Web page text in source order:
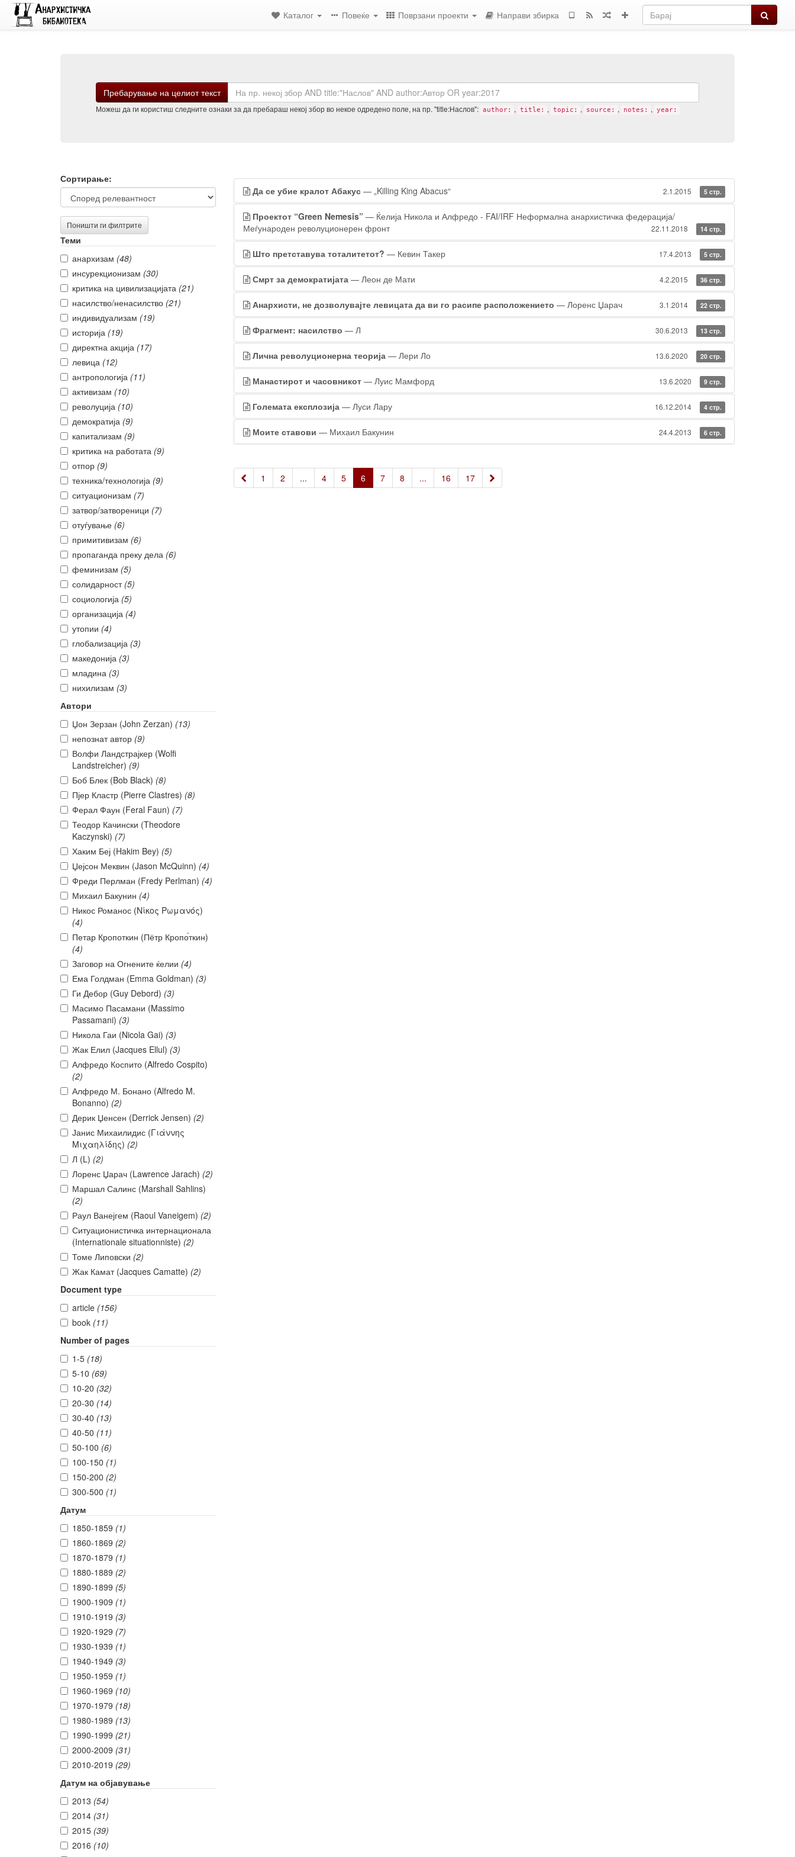
Барај
Каталог Повеќе Поврзани проекти Направи збирка
Пребарување на целиот текст
Можеш да ги користиш следните ознаки за да пребараш некој збор во некое одредено поле, на пр. "title:Наслов": author: , title: , topic: , source: , notes: , year:
Филтрирање
на
резултатите
Сортирање:
Поништи ги филтрите
Теми
анархизам (48)
инсурекционизам (30)
критика на цивилизацијата (21)
насилство/ненасилство (21)
индивидуализам (19)
историја (19)
директна акција (17)
левица (12)
антропологија (11)
активизам (10)
револуција (10)
демократија (9)
капитализам (9)
критика на работата (9)
отпор (9)
техника/технологија (9)
ситуационизам (7)
затвор/затвореници (7)
отуѓување (6)
примитивизам (6)
пропаганда преку дела (6)
феминизам (5)
солидарност (5)
социологија (5)
организација (4)
утопии (4)
глобализација (3)
македонија (3)
младина (3)
нихилизам (3)
Автори
Џон Зерзан (John Zerzan) (13)
непознат автор (9)
Волфи Ландстрајкер (Wolfi
Landstreicher) (9)
Боб Блек (Bob Black) (8)
Пјер Кластр (Pierre Clastres) (8)
Ферал Фаун (Feral Faun) (7)
Теодор Качински (Theodore
Kaczynski) (7)
Хаким Беј (Hakim Bey) (5)
Џејсон Меквин (Jason McQuinn) (4)
Фреди Перлман (Fredy Perlman) (4)
Михаил Бакунин (4)
Никос Романос (Νίκος Ρωμανός)
(4)
Петар Кропоткин (Пётр Кропо́ткин)
(4)
Заговор на Огнените ќелии (4)
Ема Голдман (Emma Goldman) (3)
Ги Дебор (Guy Debord) (3)
Масимо Пасамани (Massimo
Passamani) (3)
Никола Гаи (Nicola Gai) (3)
Жак Елил (Jacques Ellul) (3)
Алфредо Коспито (Alfredo Cospito)
(2)
Алфредо М. Бонано (Alfredo M.
Bonanno) (2)
Дерик Џенсен (Derrick Jensen) (2)
Јанис Михаилидис (Γιάννης
Μιχαηλίδης) (2)
Л (L) (2)
Лоренс Џарач (Lawrence Jarach) (2)
Маршал Салинс (Marshall Sahlins)
(2)
Раул Ванејгем (Raoul Vaneigem) (2)
Ситуационистичка интернационала
(Internationale situationniste) (2)
Томе Липовски (2)
Жак Камат (Jacques Camatte) (2)
Document type
article (156)
book (11)
Number of pages
1-5 (18)
5-10 (69)
10-20 (32)
20-30 (14)
30-40 (13)
40-50 (11)
50-100 (6)
100-150 (1)
150-200 (2)
300-500 (1)
Датум
1850-1859 (1)
1860-1869 (2)
1870-1879 (1)
1880-1889 (2)
1890-1899 (5)
1900-1909 (1)
1910-1919 (3)
1920-1929 (7)
1930-1939 (1)
1940-1949 (3)
1950-1959 (1)
1960-1969 (10)
1970-1979 (18)
1980-1989 (13)
1990-1999 (21)
2000-2009 (31)
2010-2019 (29)
Датум на објавување
2013 (54)
2014 (31)
2015 (39)
2016 (10)
Резултати
од
пребарувањето
Да се убие кралот Абакус— „Killing King Abacus“ 2.1.2015 5 стр.
Проектот “Green Nemesis”— Ќелија Никола и Алфредо - FAI/IRF Неформална анархистичка федерација/
Меѓународен револуционерен фронт
22.11.2018 14 стр.
Што претставува тоталитетот? — Кевин Такер 17.4.2013 5 стр.
Смрт за демократијата— Леон де Мати 4.2.2015 36 стр.
Анархисти, не дозволувајте левицата да ви го расипе расположението — Лоренс Џарач 3.1.2014 22 стр.
Фрагмент: насилство — Л 30.6.2013 13 стр.
Лична револуционерна теорија— Лери Ло 13.6.2020 20 стр.
Манастирот и часовникот— Луис Мамфорд 13.6.2020 9 стр.
Големата експлозија— Луси Лару 16.12.2014 4 стр.
Моите ставови — Михаил Бакунин 24.4.2013 6 стр.
« 1 2 ... 4 5 6 7 8 ... 16 17 »